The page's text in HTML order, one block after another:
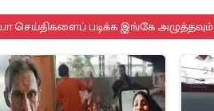
செய்திகளைப் படிக்க இங்கே அழுத்தவும்